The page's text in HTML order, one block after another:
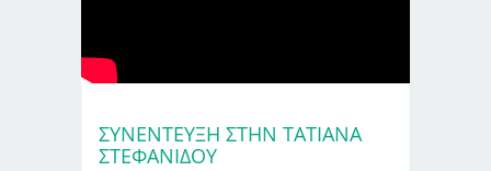
ΣΥΝΈΝΤΕΥΞΗ ΣΤΗΝ ΤΑΤΙΑΝΑ
ΣΤΕΦΑΝΙΔΟΥ